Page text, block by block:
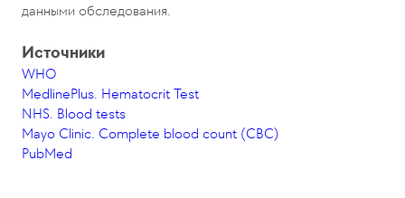
данными обследования.
Источники
WHO
MedlinePlus. Hematocrit Test
NHS. Blood tests
Mayo Clinic. Complete blood count (CBC)
PubMed